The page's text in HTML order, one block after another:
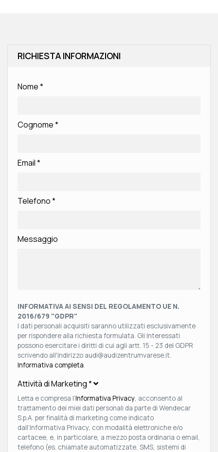
RICHIESTA INFORMAZIONI
Nome*
Cognome*
Email*
Telefono*
Messaggio
INFORMATIVA AI SENSI DEL REGOLAMENTO UE N.
2016/679 "GDPR"
I dati personali acquisiti saranno utilizzati esclusivamente
per rispondere alla richiesta formulata. Gli Interessati
possono esercitare i diritti di cui agli artt. 15 - 23 del GDPR
scrivendo all'indirizzo audi@audizentrumvarese.it.
Informativa completa.
Attività di Marketing*
Letta e compresa l’Informativa Privacy, acconsento al
trattamento dei miei dati personali da parte di Wendecar
S.p.A. per finalità di marketing come indicato
dall’Informativa Privacy, con modalità elettroniche e/o
cartacee, e, in particolare, a mezzo posta ordinaria o email,
telefono (es. chiamate automatizzate, SMS, sistemi di